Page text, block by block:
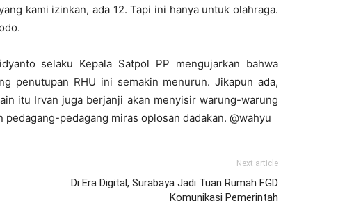
kami izinkan, ada 12. Tapi ini hanya untuk olahraga.
selaku Kepala Satpol PP mengujarkan bahwa
penutupan RHU ini semakin menurun. Jikapun ada,
itu Irvan juga berjanji akan menyisir warung-warung
pedagang miras oplosan dadakan. @wahyu
Next article
Di Era Digital, Surabaya Jadi Tuan Rumah FGD
Komunikasi Pemerintah